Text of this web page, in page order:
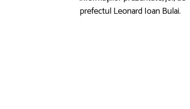
prefectul Leonard Ioan Bulai.